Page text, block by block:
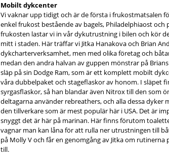
Mobilt dykcenter
Vi vaknar upp tidigt och är de första i frukostmatsalen
enkel frukost bestående av bagels, Philadelphiaost och
frukosten lastar vi in vår dykutrustning i bilen och kör
mitt i staden. Här träffar vi Jitka Hanakova och Brian
dykcharterverksamhet, men med olika företag och
medan den andra halvan av guppen mönstrar på
släp på sin Dodge Ram, som är ett komplett mobilt
våra dubbelpaket och stageflaskor av honom. I släpet
syrgasflaskor, så han blandar även Nitrox till den som
deltagarna använder rebreathers, och alla dessa dyker
den tillverkare som är mest populär här i USA. Det är
snyggt det är här på marinan. Här finns förutom
vagnar man kan låna för att rulla ner utrustningen till
på Molly V och får en genomgång av Jitka om
till.